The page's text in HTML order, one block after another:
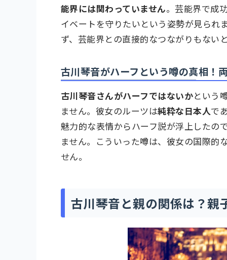
能界には関わっていません。芸能界で成
イベートを守りたいという姿勢が見られ
ず、芸能界との直接的なつながりもない
古川琴音がハーフという噂の真相！
古川琴音さんがハーフではないかという
ません。彼女のルーツは純粋な日本人で
魅力的な表情からハーフ説が浮上したの
ません。こういった噂は、彼女の国際的
せん。
古川琴音と親の関係は？親